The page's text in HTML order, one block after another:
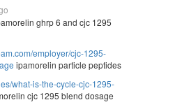
ghrp 6 and cjc 1295
employer/cjc-1295-
ipamorelin particle peptides
what-is-the-cycle-cjc-1295-
cjc 1295 blend dosage